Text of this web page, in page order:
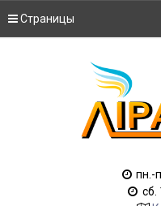
Страницы
пн.-
сб.